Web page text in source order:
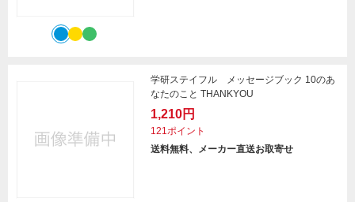
学研ステイフル メッセージブック 10のあ
なたのこと THANKYOU
1,210円
121ポイント
送料無料、メーカー直送お取寄せ